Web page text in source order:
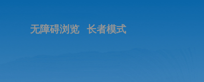
长者模式
无障碍浏览